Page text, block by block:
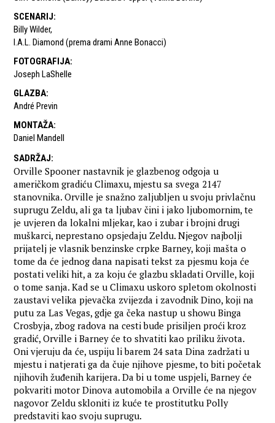
SCENARIJ:
Billy Wilder,
I.A.L. Diamond (prema drami Anne Bonacci)
FOTOGRAFIJA:
Joseph LaShelle
GLAZBA:
André Previn
MONTAŽA:
Daniel Mandell
SADRŽAJ:
Orville Spooner nastavnik je glazbenog odgoja u
američkom gradiću Climaxu, mjestu sa svega 2147
stanovnika. Orville je snažno zaljubljen u svoju privlačnu
suprugu Zeldu, ali ga ta ljubav čini i jako ljubomornim, te
je uvjeren da lokalni mljekar, kao i zubar i brojni drugi
muškarci, neprestano opsjedaju Zeldu. Njegov najbolji
prijatelj je vlasnik benzinske crpke Barney, koji mašta o
tome da će jednog dana napisati tekst za pjesmu koja će
postati veliki hit, a za koju će glazbu skladati Orville, koji
o tome sanja. Kad se u Climaxu uskoro spletom okolnosti
zaustavi velika pjevačka zvijezda i zavodnik Dino, koji na
putu za Las Vegas, gdje ga čeka nastup u showu Binga
Crosbyja, zbog radova na cesti bude prisiljen proći kroz
gradić, Orville i Barney će to shvatiti kao priliku života.
Oni vjeruju da će, uspiju li barem 24 sata Dina zadržati u
mjestu i natjerati ga da čuje njihove pjesme, to biti početak
njihovih žuđenih karijera. Da bi u tome uspjeli, Barney će
pokvariti motor Dinova automobila a Orville će na njegov
nagovor Zeldu skloniti iz kuće te prostitutku Polly
predstaviti kao svoju suprugu.